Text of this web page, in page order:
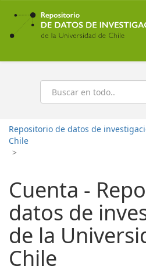
Ir
contenido
principal
Buscar
Repositorio de datos de
Chile
>
Cuenta -
datos de
de la
Chile